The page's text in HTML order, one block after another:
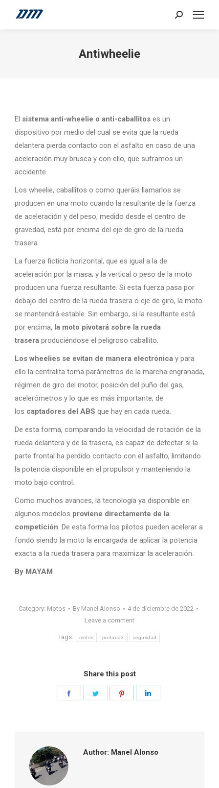
Search:
Antiwheelie
El sistema anti-wheelie o anti-caballitos es un
dispositivo por medio del cual se evita que la rueda
delantera pierda contacto con el asfalto en caso de una
aceleración muy brusca y con ello, que suframos un
accidente.
Los wheelie, caballitos o como queráis llamarlos se
producen en una moto cuando la resultante de la fuerza
de aceleración y del peso, medido desde el centro de
gravedad, está por encima del eje de giro de la rueda
trasera.
La fuerza ficticia horizontal, que es igual a la de
aceleración por la masa; y la vertical o peso de la moto
producen una fuerza resultante. Si esta fuerza pasa por
debajo del centro de la rueda trasera o eje de giro, la moto
se mantendrá estable. Sin embargo, si la resultante está
por encima, la moto pivotará sobre la rueda
trasera produciéndose el peligroso caballito.
Los wheelies se evitan de manera electrónica y para
ello la centralita toma parámetros de la marcha engranada,
régimen de giro del motor, posición del puño del gas,
acelerómetros y lo que es más importante, de
los captadores del ABS que hay en cada rueda.
De esta forma, comparando la velocidad de rotación de la
rueda delantera y de la trasera, es capaz de detectar si la
parte frontal ha perdido contacto con el asfalto, limitando
la potencia disponible en el propulsor y manteniendo la
moto bajo control.
Como muchos avances, la tecnología ya disponible en
algunos modelos proviene directamente de la
competición. De esta forma los pilotos pueden acelerar a
fondo siendo la moto la encargada de aplicar la potencia
exacta a la rueda trasera para maximizar la aceleración.
By MAYAM
Category: Motos By Manel Alonso
4 de diciembre de 2022
Leave a comment
Tags: motos portada3 seguridad
Share this post
Author: Manel Alonso